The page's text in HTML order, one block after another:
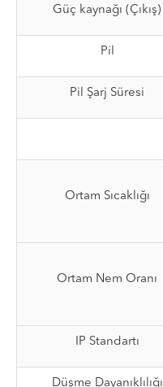
Güç kaynağı (Çıkış)
Pil
Pil Şarj Süresi
Ortam Sıcaklığı
Ortam Nem Oranı
IP Standartı
Düşme Dayanıklılığı